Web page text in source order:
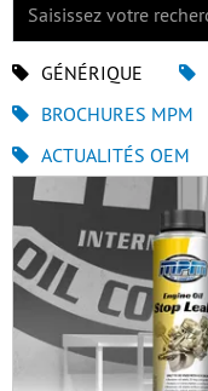
GÉNÉRIQUE
BROCHURES MPM
ACTUALITÉS OEM